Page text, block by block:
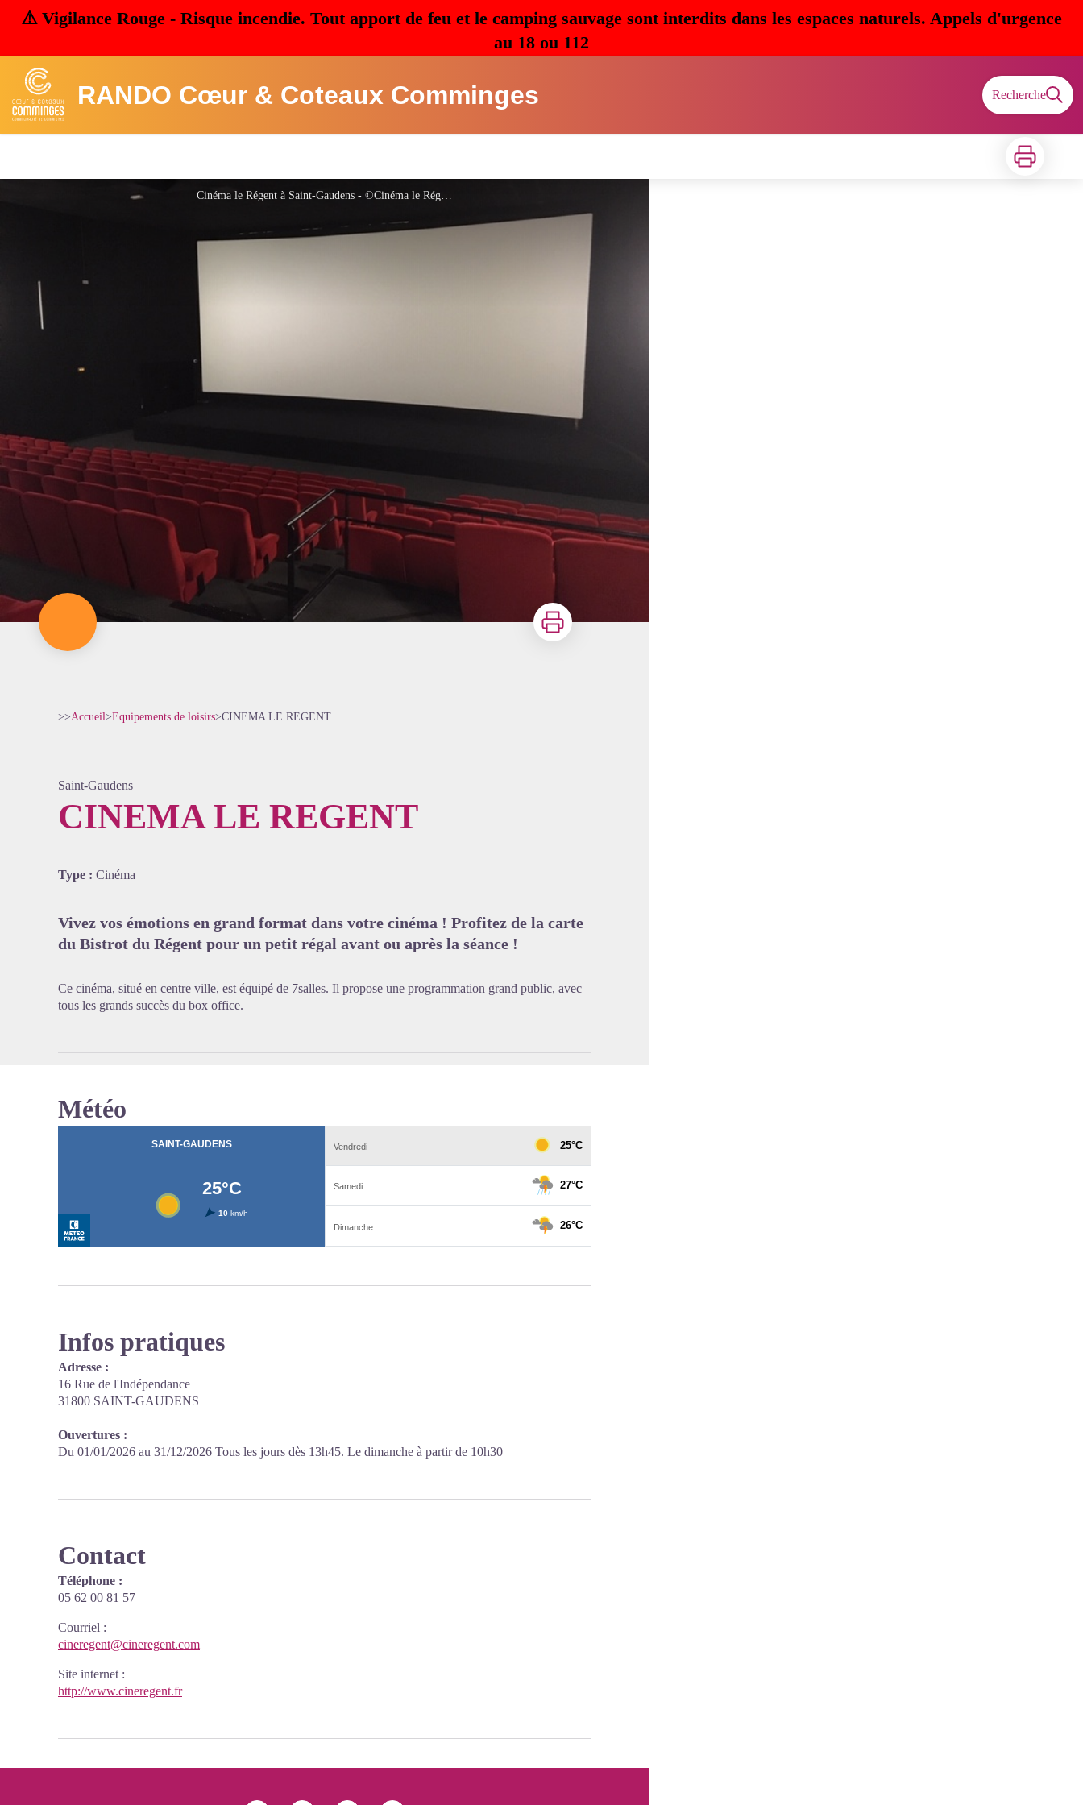
⚠️ Vigilance Rouge - Risque incendie. Tout apport de feu et le camping sauvage sont interdits dans les espaces naturels. Appels d'urgence
au 18 ou 112
RANDO Cœur & Coteaux Comminges Recherche
Imprimer
Cinéma le Régent à Saint-Gaudens - ©Cinéma le Régent
Imprimer
>>Accueil>Equipements de loisirs>CINEMA LE REGENT
Saint-Gaudens
CINEMA LE REGENT
Type : Cinéma
Vivez vos émotions en grand format dans votre cinéma ! Profitez de la carte
du Bistrot du Régent pour un petit régal avant ou après la séance !
Ce cinéma, situé en centre ville, est équipé de 7salles. Il propose une programmation grand public, avec
tous les grands succès du box office.
Météo
Infos pratiques
Adresse :
16 Rue de l'Indépendance
31800 SAINT-GAUDENS
Ouvertures :
Du 01/01/2026 au 31/12/2026 Tous les jours dès 13h45. Le dimanche à partir de 10h30
Contact
Téléphone :
05 62 00 81 57
Courriel :
cineregent@cineregent.com
Site internet :
http://www.cineregent.fr